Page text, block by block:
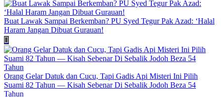
Buat Lawak Sampai Berkemban? PU Syed Tegur Pak Azad: ‘Halal
Haram Jangan Dibuat Gurauan!
Orang Gelar Datuk dan Cucu, Tapi Gadis Api Misteri Ini Pilih
Suami 82 Tahun — Kisah Sebenar Di Sebalik Jodoh Beza 54
Tahun